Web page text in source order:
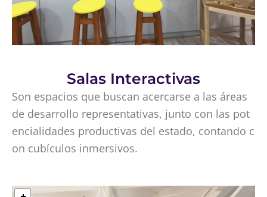
Salas Interactivas
Son espacios que buscan acercarse a las áreas
de desarrollo representativas, junto con las pot
encialidades productivas del estado, contando c
on cubículos inmersivos.